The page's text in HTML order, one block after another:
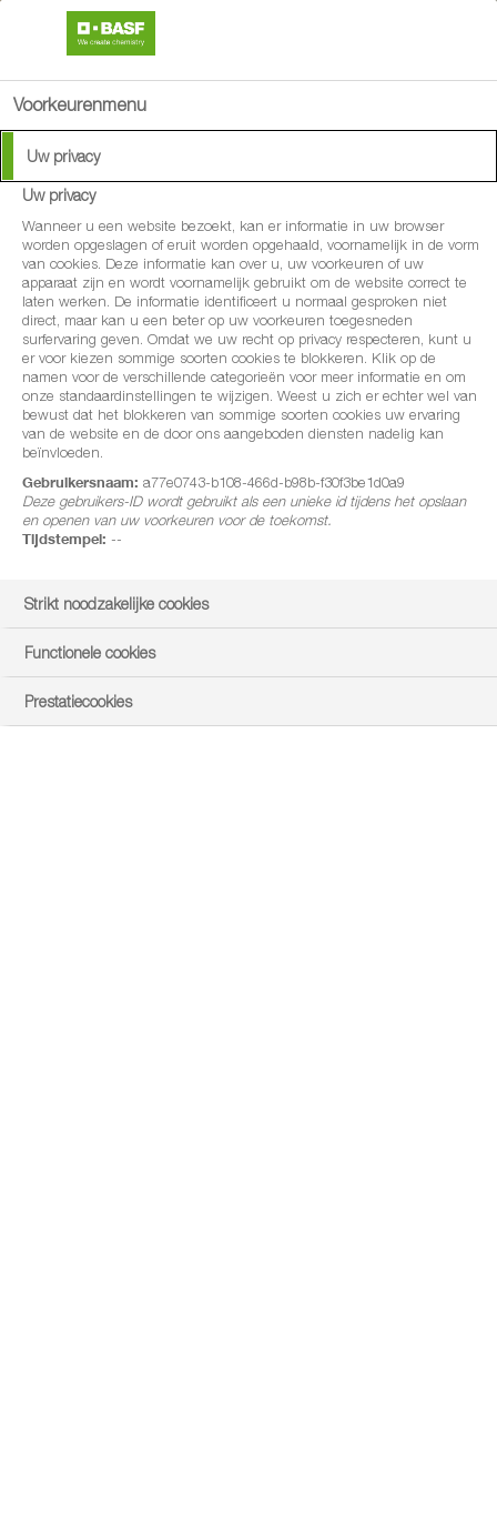
Voorkeurenmenu
Uw privacy
Uw privacy
Wanneer u een website bezoekt, kan er informatie in uw browser
worden opgeslagen of eruit worden opgehaald, voornamelijk in de vorm
van cookies. Deze informatie kan over u, uw voorkeuren of uw
apparaat zijn en wordt voornamelijk gebruikt om de website correct te
laten werken. De informatie identificeert u normaal gesproken niet
direct, maar kan u een beter op uw voorkeuren toegesneden
surfervaring geven. Omdat we uw recht op privacy respecteren, kunt u
er voor kiezen sommige soorten cookies te blokkeren. Klik op de
namen voor de verschillende categorieën voor meer informatie en om
onze standaardinstellingen te wijzigen. Weest u zich er echter wel van
bewust dat het blokkeren van sommige soorten cookies uw ervaring
van de website en de door ons aangeboden diensten nadelig kan
beïnvloeden.
Gebruikersnaam: a77e0743-b108-466d-b98b-f30f3be1d0a9
Deze gebruikers-ID wordt gebruikt als een unieke id tijdens het opslaan
en openen van uw voorkeuren voor de toekomst.
Tijdstempel: --
Strikt noodzakelijke cookies
Functionele cookies
Prestatiecookies